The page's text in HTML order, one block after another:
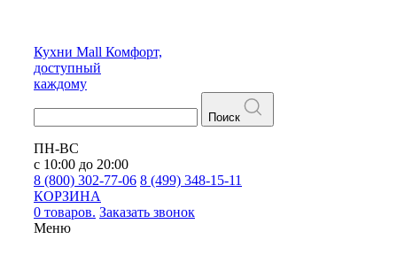
Кухни Mall Комфорт,
доступный
каждому
Поиск
ПН-ВС
с 10:00 до 20:00
8 (800) 302-77-06 8 (499) 348-15-11
КОРЗИНА
0 товаров. Заказать звонок
Меню